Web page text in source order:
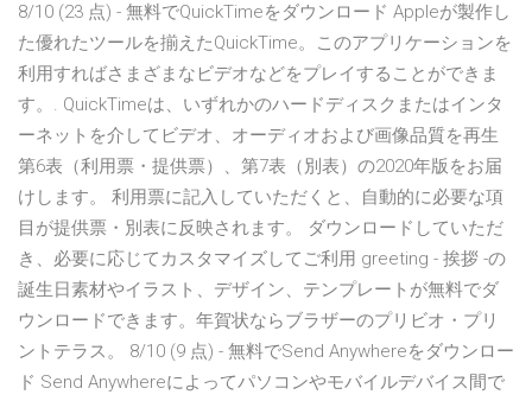
8/10 (23 点) - 無料でQuickTimeをダウンロード Appleが製作し
た優れたツールを揃えたQuickTime。このアプリケーションを
利用すればさまざまなビデオなどをプレイすることができま
す。. QuickTimeは、いずれかのハードディスクまたはインタ
ーネットを介してビデオ、オーディオおよび画像品質を再生
第6表（利用票・提供票）、第7表（別表）の2020年版をお届
けします。 利用票に記入していただくと、自動的に必要な項
目が提供票・別表に反映されます。 ダウンロードしていただ
き、必要に応じてカスタマイズしてご利用 greeting - 挨拶 -の
誕生日素材やイラスト、デザイン、テンプレートが無料でダ
ウンロードできます。年賀状ならブラザーのプリビオ・プリ
ントテラス。 8/10 (9 点) - 無料でSend Anywhereをダウンロー
ド Send Anywhereによってパソコンやモバイルデバイス間で